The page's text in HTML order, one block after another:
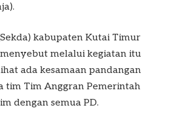
kabupaten Kutai Timur
melalui kegiatan itu
ada kesamaan pandangan
tim Tim Anggran Pemerintah
dengan semua PD.